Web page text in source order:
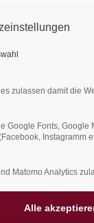
zulassen damit die
Google Fonts, Google
Instagramm
Matomo Analytics